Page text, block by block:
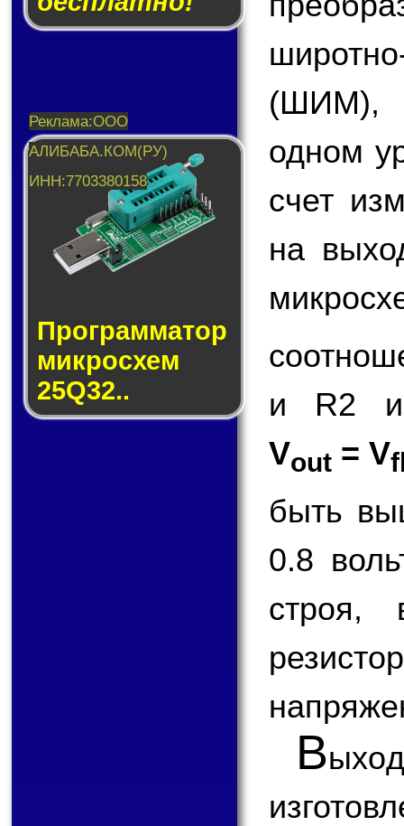
Прог­рам­ма­тор
мик­ро­схем
25Q32..
(ШИМ),
одном
счет
на
и R2 и
Vout = V
быть
0.8
строя,
В